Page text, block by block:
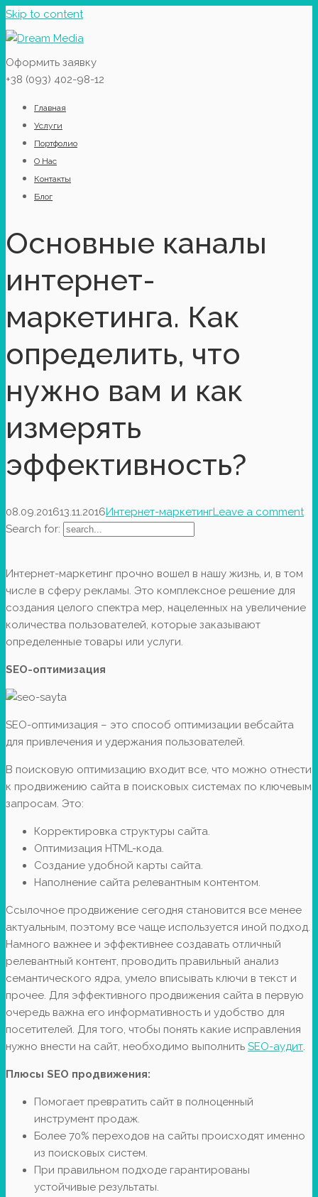
Skip to content
Оформить заявку
+38 (093) 402-98-12
Главная
Услуги
Портфолио
О Нас
Контакты
Блог
Основные каналы
интернет-
маркетинга. Как
определить, что
нужно вам и как
измерять
эффективность?
08.09.201613.11.2016Интернет-маркетингLeave a comment
Search for:
Интернет-маркетинг прочно вошел в нашу жизнь, и, в том
числе в сферу рекламы. Это комплексное решение для
создания целого спектра мер, нацеленных на увеличение
количества пользователей, которые заказывают
определенные товары или услуги.
SEO-оптимизация
SEO-оптимизация – это способ оптимизации вебсайта
для привлечения и удержания пользователей.
В поисковую оптимизацию входит все, что можно отнести
к продвижению сайта в поисковых системах по ключевым
запросам. Это:
Корректировка структуры сайта.
Оптимизация HTML-кода.
Создание удобной карты сайта.
Наполнение сайта релевантным контентом.
Ссылочное продвижение сегодня становится все менее
актуальным, поэтому все чаще используется иной подход.
Намного важнее и эффективнее создавать отличный
релевантный контент, проводить правильный анализ
семантического ядра, умело вписывать ключи в текст и
прочее. Для эффективного продвижения сайта в первую
очередь важна его информативность и удобство для
посетителей. Для того, чтобы понять какие исправления
нужно внести на сайт, необходимо выполнить SEO-аудит.
Плюсы SEO продвижения:
Помогает превратить сайт в полноценный
инструмент продаж.
Более 70% переходов на сайты происходят именно
из поисковых систем.
При правильном подходе гарантированы
устойчивые результаты.